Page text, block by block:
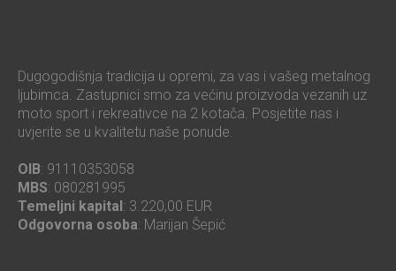
Dugogodišnja tradicija u opremi, za vas i vašeg metalnog
ljubimca. Zastupnici smo za većinu proizvoda vezanih uz
moto sport i rekreativce na 2 kotača. Posjetite nas i
uvjerite se u kvalitetu naše ponude.
OIB: 91110353058
MBS: 080281995
Temeljni kapital: 3.220,00 EUR
Odgovorna osoba: Marijan Šepić